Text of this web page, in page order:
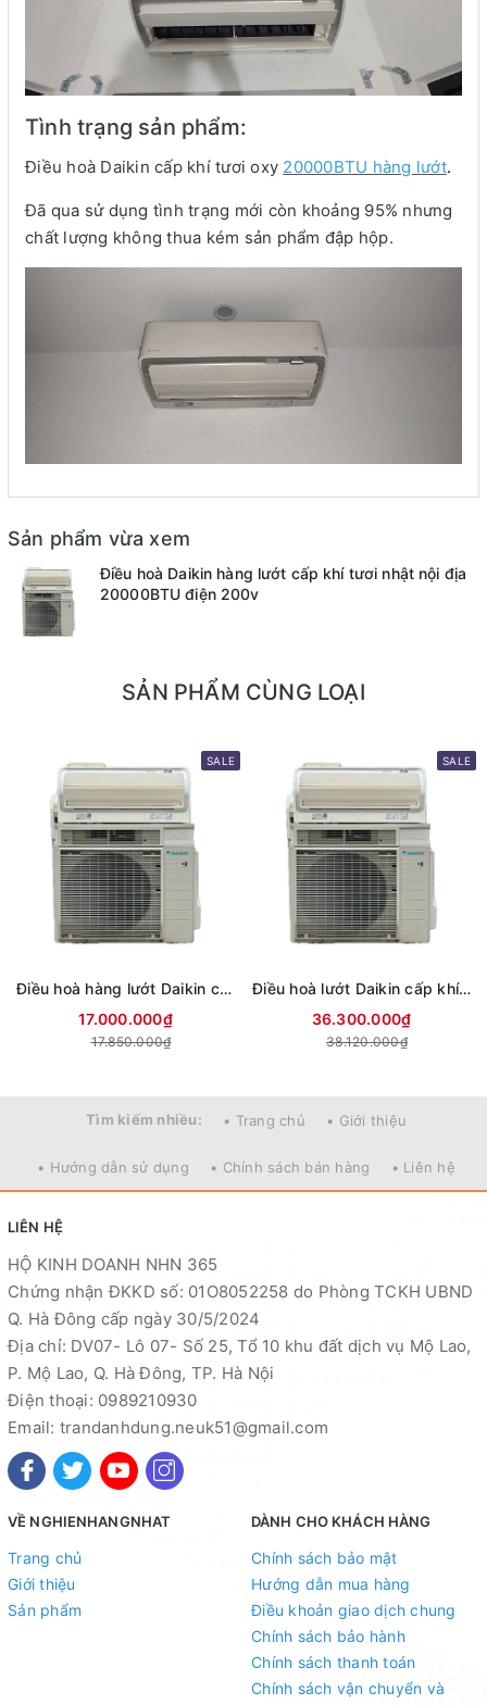
Tình trạng sản phẩm:
Điều hoà Daikin cấp khí tươi oxy 20000BTU hàng lướt.
Đã qua sử dụng tình trạng mới còn khoảng 95% nhưng
chất lượng không thua kém sản phẩm đập hộp.
Sản phẩm vừa xem
Điều hoà Daikin hàng lướt cấp khí tươi nhật nội địa
20000BTU điện 200v
SẢN PHẨM CÙNG LOẠI
SALE
Điều hoà hàng lướt Daikin cấp khí tươi vip 9000BTU điện 100v
17.000.000₫
17.850.000₫
SALE
Điều hoà lướt Daikin cấp khí tươi cao cấp 32000BTU điện 200v
36.300.000₫
38.120.000₫
Tìm kiếm nhiều: • Trang chủ • Giới thiệu
• Hướng dẫn sử dụng • Chính sách bán hàng • Liên hệ
LIÊN HỆ
HỘ KINH DOANH NHN 365
Chứng nhận ĐKKD số: 01O8052258 do Phòng TCKH UBND
Q. Hà Đông cấp ngày 30/5/2024
Địa chỉ: DV07- Lô 07- Số 25, Tổ 10 khu đất dịch vụ Mộ Lao,
P. Mộ Lao, Q. Hà Đông, TP. Hà Nội
Điện thoại: 0989210930
Email: trandanhdung.neuk51@gmail.com
VỀ NGHIENHANGNHAT
Trang chủ
Giới thiệu
Sản phẩm
DÀNH CHO KHÁCH HÀNG
Chính sách bảo mật
Hướng dẫn mua hàng
Điều khoản giao dịch chung
Chính sách bảo hành
Chính sách thanh toán
Chính sách vận chuyển và